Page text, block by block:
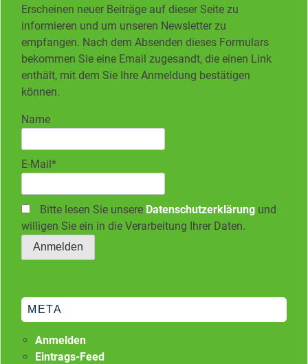
Erscheinen neuer Beiträge auf dieser Seite zu
informieren und um unseren Newsletter zu
empfangen. Nach dem Absenden dieses Formulars
bekommen Sie eine Email zugesandt, die einen Link
enthält, mit dem Sie Ihre Anmeldung bestätigen
können.
Name
E-Mail*
Bitte lesen Sie unsere Datenschutzerklärung und
willigen Sie ein in die Verarbeitung Ihrer Daten.
META
Anmelden
Eintrags-Feed